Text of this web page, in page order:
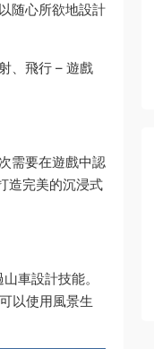
随心所欲地設計
、飛行 – 遊戲
需要在遊戲中認
造完美的沉浸式
車設計技能。
以使用風景生